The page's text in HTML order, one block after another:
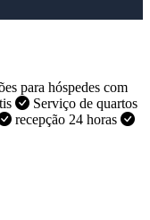
para hóspedes com
Serviço de quartos
recepção 24 horas